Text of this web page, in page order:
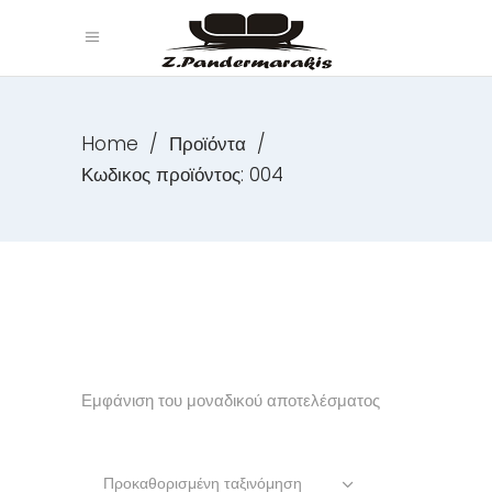
Home / Προϊόντα /
Κωδικος προϊόντος: 004
Εμφάνιση του μοναδικού αποτελέσματος
Προκαθορισμένη ταξινόμηση